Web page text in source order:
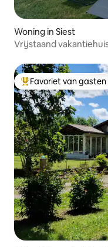
Woning in Siest
Vrijstaand
Topfavoriet van
Favoriet van gasten